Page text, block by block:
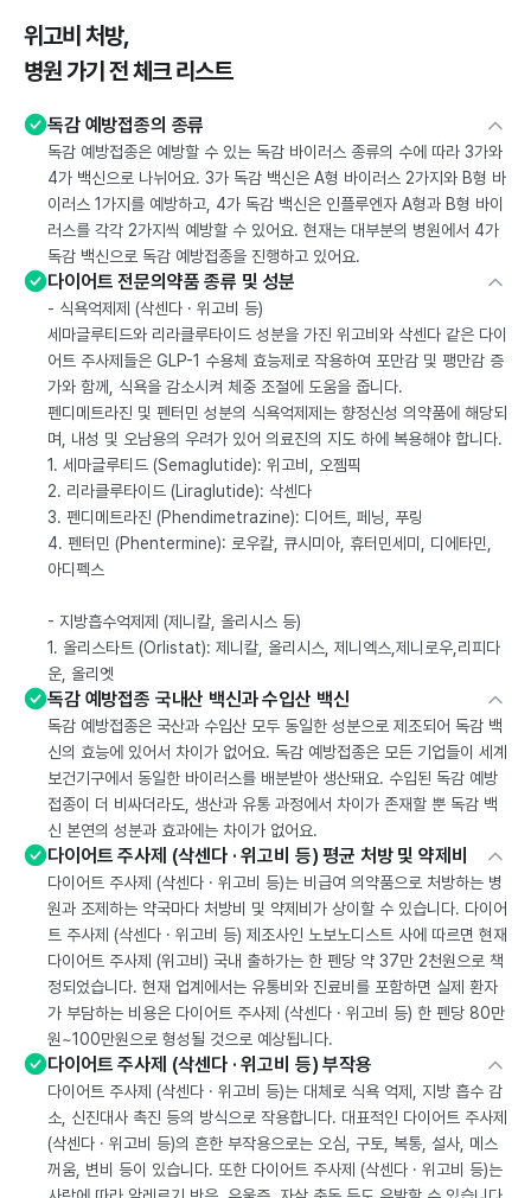
위고비 처방,
병원 가기 전 체크 리스트
독감 예방접종의 종류
독감 예방접종은 예방할 수 있는 독감 바이러스 종류의 수에 따라 3가와
4가 백신으로 나뉘어요. 3가 독감 백신은 A형 바이러스 2가지와 B형 바
이러스 1가지를 예방하고, 4가 독감 백신은 인플루엔자 A형과 B형 바이
러스를 각각 2가지씩 예방할 수 있어요. 현재는 대부분의 병원에서 4가
독감 백신으로 독감 예방접종을 진행하고 있어요.
다이어트 전문의약품 종류 및 성분
- 식욕억제제 (삭센다 · 위고비 등)
세마글루티드와 리라클루타이드 성분을 가진 위고비와 삭센다 같은 다이
어트 주사제들은 GLP-1 수용체 효능제로 작용하여 포만감 및 팽만감 증
가와 함께, 식욕을 감소시켜 체중 조절에 도움을 줍니다.
펜디메트라진 및 펜터민 성분의 식욕억제제는 향정신성 의약품에 해당되
며, 내성 및 오남용의 우려가 있어 의료진의 지도 하에 복용해야 합니다.
1. 세마글루티드 (Semaglutide): 위고비, 오젬픽
2. 리라클루타이드 (Liraglutide): 삭센다
3. 펜디메트라진 (Phendimetrazine): 디어트, 페닝, 푸링
4. 펜터민 (Phentermine): 로우칼, 큐시미아, 휴터민세미, 디에타민,
아디펙스
- 지방흡수억제제 (제니칼, 올리시스 등)
1. 올리스타트 (Orlistat): 제니칼, 올리시스, 제니엑스,제니로우,리피다
운, 올리엣
독감 예방접종 국내산 백신과 수입산 백신
독감 예방접종은 국산과 수입산 모두 동일한 성분으로 제조되어 독감 백
신의 효능에 있어서 차이가 없어요. 독감 예방접종은 모든 기업들이 세계
보건기구에서 동일한 바이러스를 배분받아 생산돼요. 수입된 독감 예방
접종이 더 비싸더라도, 생산과 유통 과정에서 차이가 존재할 뿐 독감 백
신 본연의 성분과 효과에는 차이가 없어요.
다이어트 주사제 (삭센다 · 위고비 등) 평균 처방 및 약제비
다이어트 주사제 (삭센다 · 위고비 등)는 비급여 의약품으로 처방하는 병
원과 조제하는 약국마다 처방비 및 약제비가 상이할 수 있습니다. 다이어
트 주사제 (삭센다 · 위고비 등) 제조사인 노보노디스트 사에 따르면 현재
다이어트 주사제 (위고비) 국내 출하가는 한 펜당 약 37만 2천원으로 책
정되었습니다. 현재 업계에서는 유통비와 진료비를 포함하면 실제 환자
가 부담하는 비용은 다이어트 주사제 (삭센다 · 위고비 등) 한 펜당 80만
원~100만원으로 형성될 것으로 예상됩니다.
다이어트 주사제 (삭센다 · 위고비 등) 부작용
다이어트 주사제 (삭센다 · 위고비 등)는 대체로 식욕 억제, 지방 흡수 감
소, 신진대사 촉진 등의 방식으로 작용합니다. 대표적인 다이어트 주사제
(삭센다 · 위고비 등)의 흔한 부작용으로는 오심, 구토, 복통, 설사, 메스
꺼움, 변비 등이 있습니다. 또한 다이어트 주사제 (삭센다 · 위고비 등)는